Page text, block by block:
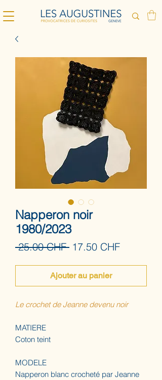
Napperon noir
1980/2023
25.00 CHF Prix
17.50 CHFPrix
Ajouter au panier
Le crochet de Jeanne devenu noir
MATIERE
Coton teint
MODELE
Napperon blanc crocheté par Jeanne